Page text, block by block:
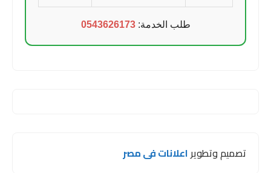
طلب الخدمة:0543626173
تصميم وتطويراعلانات فى مصر